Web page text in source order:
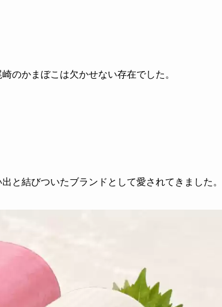
のかまぼこは欠かせない存在でした。
と結びついたブランドとして愛されてきました。